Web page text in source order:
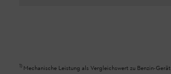
1) Mechanische Leistung als Vergleichswert zu Benzin-Gerät